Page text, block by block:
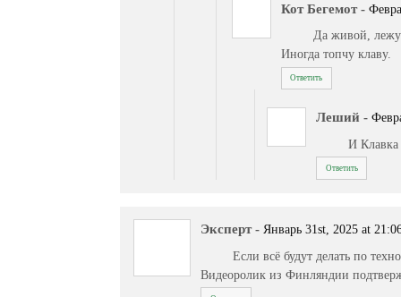
Кот Бегемот -
Да живой,
Иногда топчу клаву.
Ответить
Леший -
И
Ответить
Эксперт - Январь 31st, 2025 at
Если всё будут делать по
Видеоролик из Финляндии